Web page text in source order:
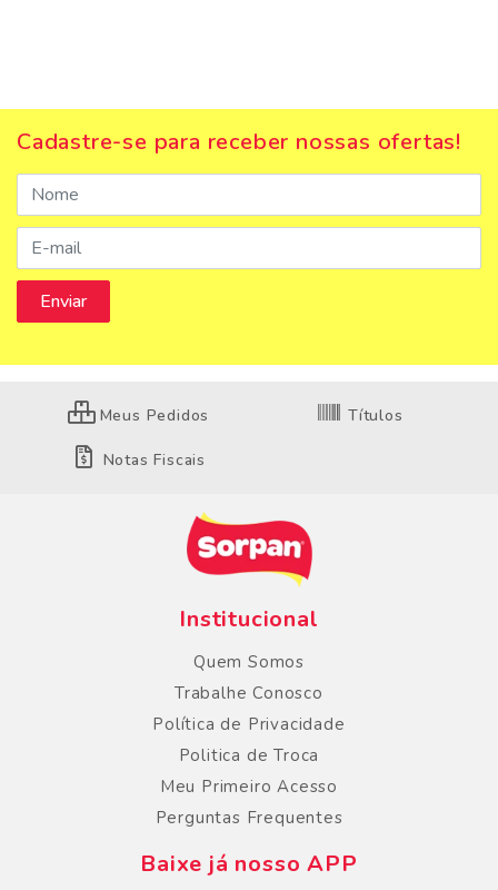
Cadastre-se para receber nossas ofertas!
Meus Pedidos Títulos
Notas Fiscais
Institucional
Quem Somos
Trabalhe Conosco
Política de Privacidade
Politica de Troca
Meu Primeiro Acesso
Perguntas Frequentes
Baixe já nosso APP